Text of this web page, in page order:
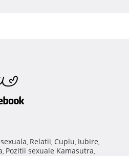
, Relatii, Cuplu, Iubire,
, Pozitii sexuale Kamasutra,